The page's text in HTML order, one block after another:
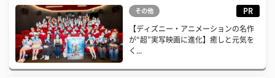
その他 PR
【ディズニー・アニメーションの名作
が“超”実写映画に進化】癒しと元気を
く...